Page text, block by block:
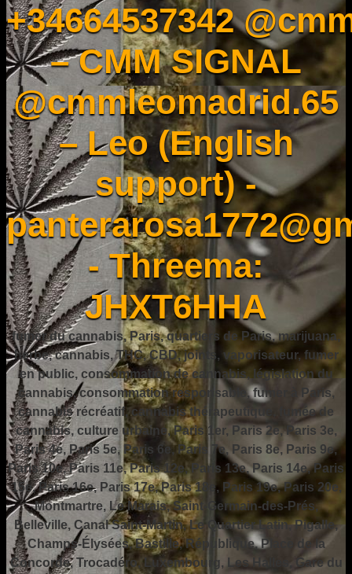
+34664537342
– CMM SIGNAL
@cmmleomadrid.65
– Leo (English
support) -
- Threema:
JHXT6HHA
fumer du cannabis, Paris, quartiers de Paris, marijuana,
herbe, cannabis, THC, CBD, joints, vaporisateur, fumer
en public, consommation de cannabis, législation du
cannabis, consommation responsable, fumer à Paris,
cannabis récréatif, cannabis thérapeutique, fumée de
cannabis, culture urbaine, Paris 1er, Paris 2e, Paris 3e,
Paris 4e, Paris 5e, Paris 6e, Paris 7e, Paris 8e, Paris 9e,
Paris 10e, Paris 11e, Paris 12e, Paris 13e, Paris 14e, Paris
15e, Paris 16e, Paris 17e, Paris 18e, Paris 19e, Paris 20e,
Montmartre, Le Marais, Saint-Germain-des-Prés,
Belleville, Canal Saint-Martin, Le Quartier Latin, Pigalle,
Champs-Élysées, Bastille, République, Place de la
Concorde, Trocadéro, Luxembourg, Les Halles, Gare du